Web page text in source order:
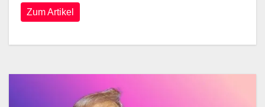
Zum Artikel